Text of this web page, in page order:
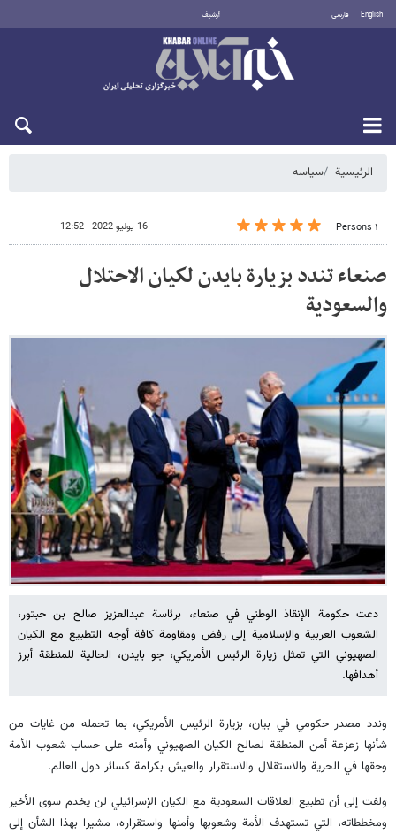
English فارسی أرشيف
الرئيسية سیاسه
١ Persons 16 يوليو 2022 - 12:52
صنعاء تندد بزيارة بايدن لكيان الاحتلال
والسعودية
دعت حكومة الإنقاذ الوطني في صنعاء، برئاسة عبدالعزيز صالح بن حبتور،
الشعوب العربية والإسلامية إلى رفض ومقاومة كافة أوجه التطبيع مع الكيان
الصهيوني التي تمثل زيارة الرئيس الأمريكي، جو بايدن، الحالية للمنطقة أبرز
أهدافها.
وندد مصدر حكومي في بيان، بزيارة الرئيس الأمريكي، بما تحمله من غايات من
شأنها زعزعة أمن المنطقة لصالح الكيان الصهيوني وأمنه على حساب شعوب الأمة
وحقها في الحرية والاستقلال والاستقرار والعيش بكرامة كسائر دول العالم.
ولفت إلى أن تطبيع العلاقات السعودية مع الكيان الإسرائيلي لن يخدم سوى الأخير
ومخططاته، التي تستهدف الأمة وشعوبها وأمنها واستقراره، مشيرا بهذا الشأن إلى